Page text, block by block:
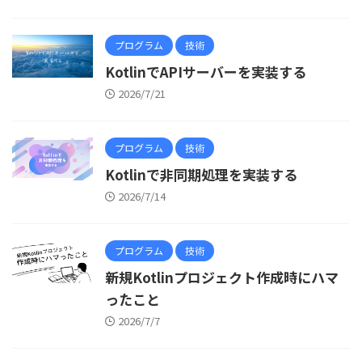
プログラム 技術
KotlinでAPIサーバーを実装する
2026/7/21
プログラム 技術
Kotlinで非同期処理を実装する
2026/7/14
プログラム 技術
新規Kotlinプロジェクト作成時にハマ
ったこと
2026/7/7